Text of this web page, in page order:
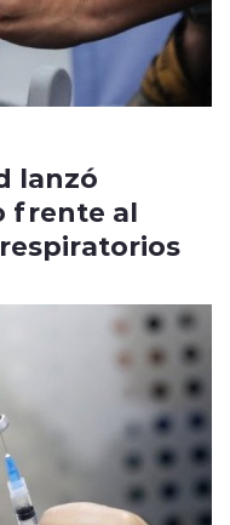
lanzó
frente al